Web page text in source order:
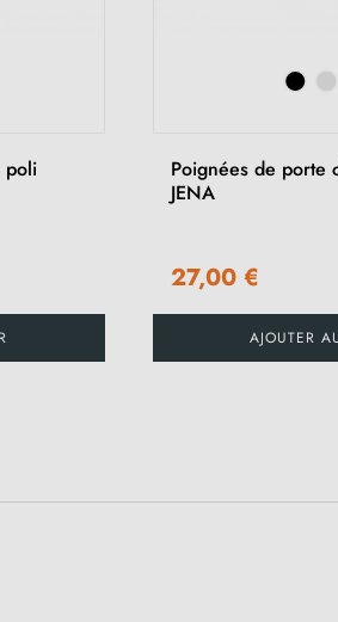
poli
Poignées de porte
JENA
27,00 €
AJOUTER